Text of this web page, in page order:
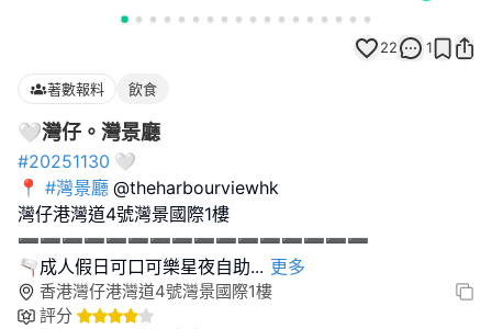
22 1
著數報料 飲食
🤍灣仔。灣景廳
#20251130 🤍
📍 #灣景廳 @theharbourviewhk
灣仔港灣道4號灣景國際1樓
➖➖➖➖➖➖➖➖➖➖➖➖➖➖➖➖
🫗成人假日可口可樂星夜自助... 更多
香港灣仔港灣道4號灣景國際1樓
評分